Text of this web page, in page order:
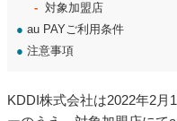
対象加盟店
● au PAYご利用条件
● 注意事項
KDDI株式会社は2022年2月